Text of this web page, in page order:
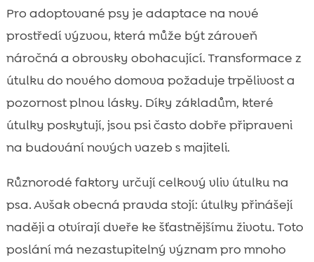
Pro adoptované psy je adaptace na nové
prostředí výzvou, která může být zároveň
náročná a obrovsky obohacující. Transformace z
útulku do nového domova požaduje trpělivost a
pozornost plnou lásky. Díky základům, které
útulky poskytují, jsou psi často dobře připraveni
na budování nových vazeb s majiteli.
Různorodé faktory určují celkový vliv útulku na
psa. Avšak obecná pravda stojí: útulky přinášejí
naději a otvírají dveře ke šťastnějšímu životu. Toto
poslání má nezastupitelný význam pro mnoho